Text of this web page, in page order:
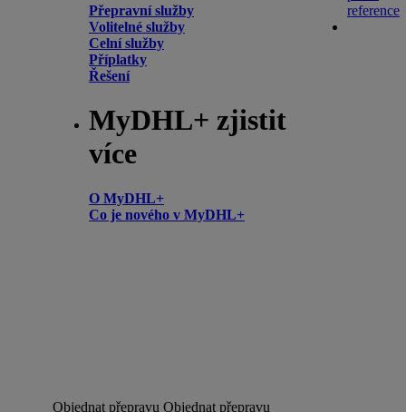
Přepravní služby
Volitelné služby
Celní služby
Příplatky
Řešení
MyDHL+ zjistit
více
O MyDHL+
Co je nového v MyDHL+
reference
Objednat přepravu Objednat přepravu